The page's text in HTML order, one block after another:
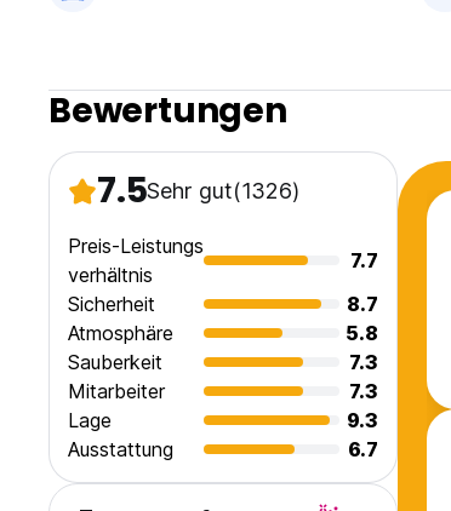
Bewertungen
7.5Sehr gut(1326)
Preis-Leistungs
verhältnis
7.7
Sicherheit
8.7
Atmosphäre
5.8
Sauberkeit
7.3
Mitarbeiter
7.3
Lage
9.3
Ausstattung
6.7